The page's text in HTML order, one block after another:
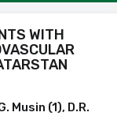
WITH
Musin (1), D.R.